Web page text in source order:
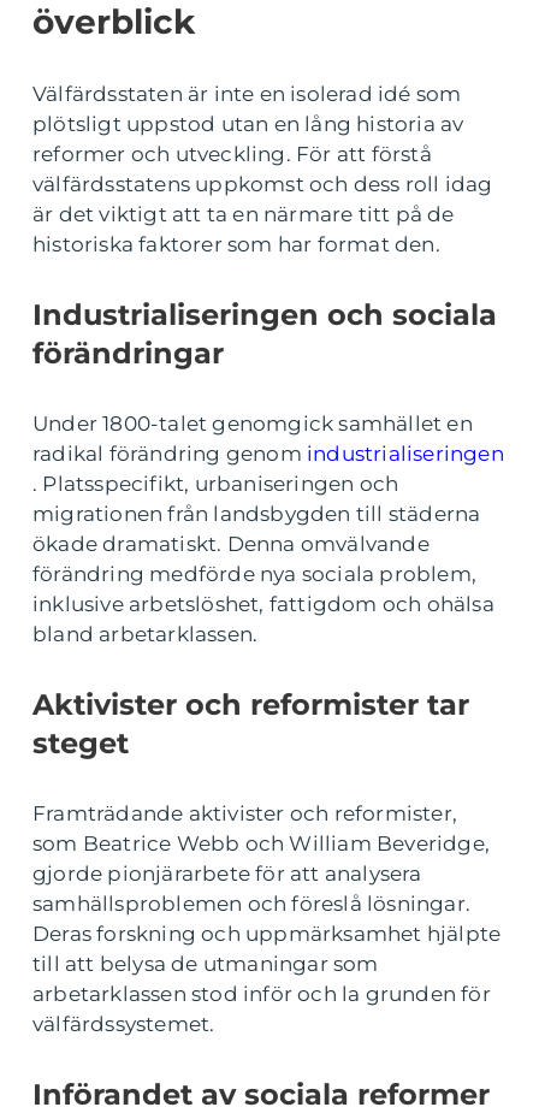
överblick
Välfärdsstaten är inte en isolerad idé som
plötsligt uppstod utan en lång historia av
reformer och utveckling. För att förstå
välfärdsstatens uppkomst och dess roll idag
är det viktigt att ta en närmare titt på de
historiska faktorer som har format den.
Industrialiseringen och sociala
förändringar
Under 1800-talet genomgick samhället en
radikal förändring genom industrialiseringen
. Platsspecifikt, urbaniseringen och
migrationen från landsbygden till städerna
ökade dramatiskt. Denna omvälvande
förändring medförde nya sociala problem,
inklusive arbetslöshet, fattigdom och ohälsa
bland arbetarklassen.
Aktivister och reformister tar
steget
Framträdande aktivister och reformister,
som Beatrice Webb och William Beveridge,
gjorde pionjärarbete för att analysera
samhällsproblemen och föreslå lösningar.
Deras forskning och uppmärksamhet hjälpte
till att belysa de utmaningar som
arbetarklassen stod inför och la grunden för
välfärdssystemet.
Införandet av sociala reformer